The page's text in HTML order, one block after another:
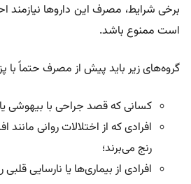
برخی شرایط، مصرف این داروها
است ممنوع باشد.
گروه‌های زیر باید پیش از مصرف حتماً
کسانی که قصد جراحی با بیهوشی
افرادی که از اختلالات روانی
رنج می‌برند؛
افرادی از بیماری‌ها یا نارسایی